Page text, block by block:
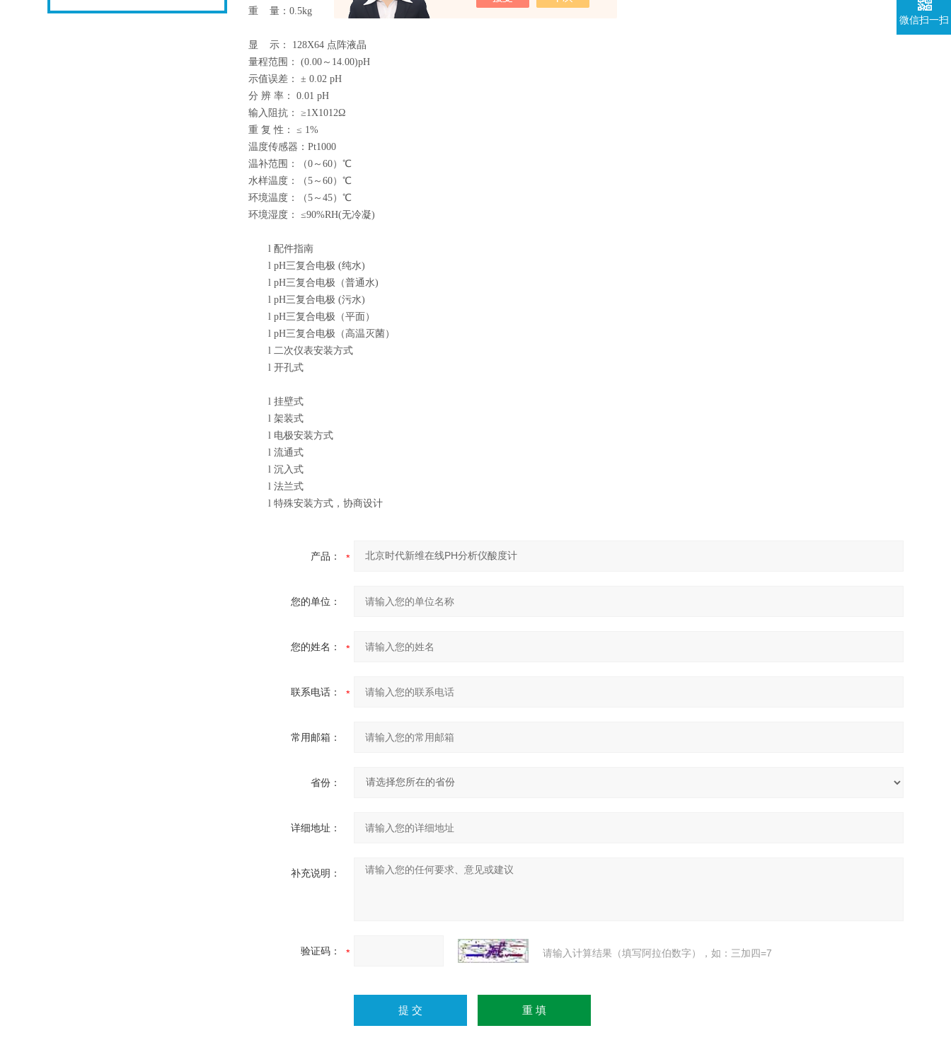
重 量：0.5kg
显 示： 128X64 点阵液晶
量程范围： (0.00～14.00)pH
示值误差： ± 0.02 pH
分 辨 率： 0.01 pH
输入阻抗： ≥1X1012Ω
重 复 性： ≤ 1%
温度传感器：Pt1000
温补范围：（0～60）℃
水样温度：（5～60）℃
环境温度：（5～45）℃
环境湿度： ≤90%RH(无冷凝)
l 配件指南
lpH三复合电极 (纯水)
lpH三复合电极（普通水)
lpH三复合电极 (污水)
lpH三复合电极（平面）
lpH三复合电极（高温灭菌）
l二次仪表安装方式
l开孔式
l挂壁式
l架装式
l 电极安装方式
l流通式
l沉入式
l法兰式
l特殊安装方式，协商设计
产品：
您的单位：
您的姓名：
联系电话：
常用邮箱：
省份：
详细地址：
补充说明：
验证码： 请输入计算结果（填写阿拉伯数字），如：三加四=7
微信扫一扫